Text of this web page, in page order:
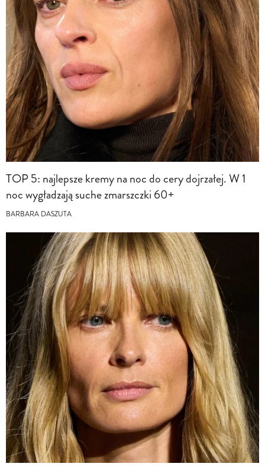
TOP 5: najlepsze kremy na noc do cery dojrzałej. W 1
noc wygładzają suche zmarszczki 60+
BARBARA DASZUTA